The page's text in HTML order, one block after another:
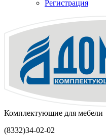
Регистрация
Комплектующие для мебели
(8332)34-02-02